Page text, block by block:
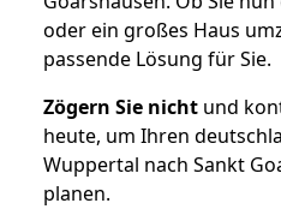
oder ein großes Haus
passende Lösung für Sie.
Zögern Sie nicht und
heute, um Ihren
Wuppertal nach Sankt
planen.